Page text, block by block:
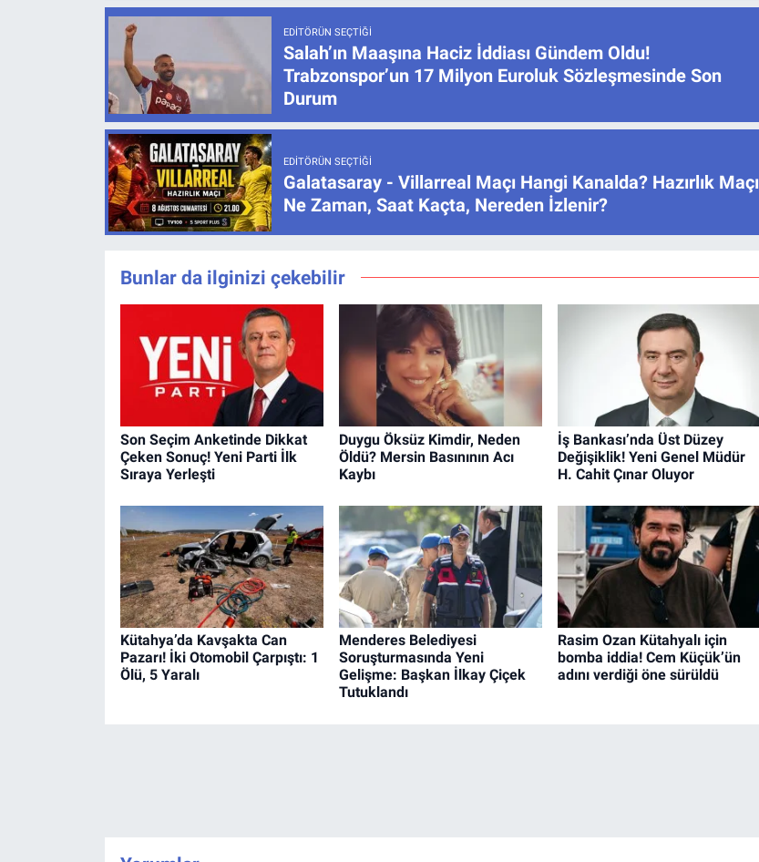
EDITÖRÜN SEÇTIĞI
Salah’ın Maaşına Haciz İddiası Gündem Oldu!
Trabzonspor’un 17 Milyon Euroluk Sözleşmesinde Son
Durum
EDITÖRÜN SEÇTIĞI
Galatasaray - Villarreal Maçı Hangi Kanalda? Hazırlık Maçı
Ne Zaman, Saat Kaçta, Nereden İzlenir?
Bunlar da ilginizi çekebilir
Son Seçim Anketinde Dikkat
Çeken Sonuç! Yeni Parti İlk
Sıraya Yerleşti
Duygu Öksüz Kimdir, Neden
Öldü? Mersin Basınının Acı
Kaybı
İş Bankası’nda Üst Düzey
Değişiklik! Yeni Genel Müdür
H. Cahit Çınar Oluyor
Kütahya’da Kavşakta Can
Pazarı! İki Otomobil Çarpıştı: 1
Ölü, 5 Yaralı
Menderes Belediyesi
Soruşturmasında Yeni
Gelişme: Başkan İlkay Çiçek
Tutuklandı
Rasim Ozan Kütahyalı için
bomba iddia! Cem Küçük’ün
adını verdiği öne sürüldü